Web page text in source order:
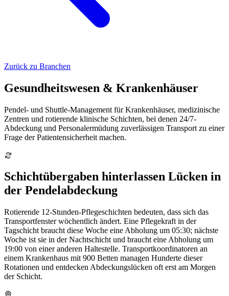
Zurück zu Branchen
Gesundheitswesen & Krankenhäuser
Pendel- und Shuttle-Management für Krankenhäuser, medizinische
Zentren und rotierende klinische Schichten, bei denen 24/7-
Abdeckung und Personalermüdung zuverlässigen Transport zu einer
Frage der Patientensicherheit machen.
Schichtübergaben hinterlassen Lücken in
der Pendelabdeckung
Rotierende 12-Stunden-Pflegeschichten bedeuten, dass sich das
Transportfenster wöchentlich ändert. Eine Pflegekraft in der
Tagschicht braucht diese Woche eine Abholung um 05:30; nächste
Woche ist sie in der Nachtschicht und braucht eine Abholung um
19:00 von einer anderen Haltestelle. Transportkoordinatoren an
einem Krankenhaus mit 900 Betten managen Hunderte dieser
Rotationen und entdecken Abdeckungslücken oft erst am Morgen
der Schicht.